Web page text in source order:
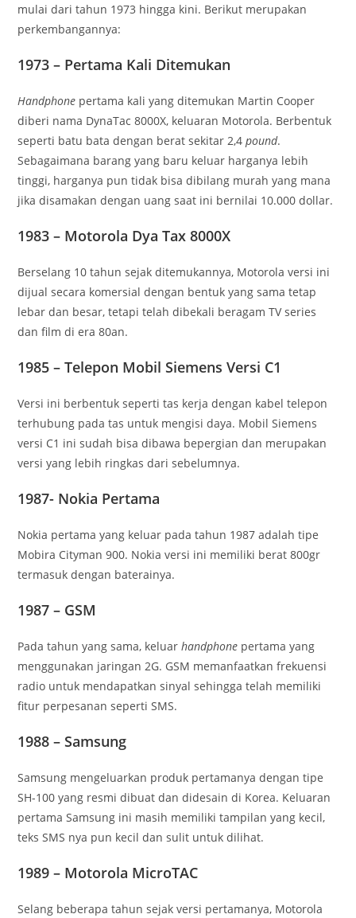
mulai dari tahun 1973 hingga kini. Berikut merupakan
perkembangannya:
1973 – Pertama Kali Ditemukan
Handphone pertama kali yang ditemukan Martin Cooper
diberi nama DynaTac 8000X, keluaran Motorola. Berbentuk
seperti batu bata dengan berat sekitar 2,4pound.
Sebagaimana barang yang baru keluar harganya lebih
tinggi, harganya pun tidak bisa dibilang murah yang mana
jika disamakan dengan uang saat ini bernilai 10.000 dollar.
1983 – Motorola Dya Tax 8000X
Berselang 10 tahun sejak ditemukannya, Motorola versi ini
dijual secara komersial dengan bentuk yang sama tetap
lebar dan besar, tetapi telah dibekali beragam TV series
dan film di era 80an.
1985 – Telepon Mobil Siemens Versi C1
Versi ini berbentuk seperti tas kerja dengan kabel telepon
terhubung pada tas untuk mengisi daya. Mobil Siemens
versi C1 ini sudah bisa dibawa bepergian dan merupakan
versi yang lebih ringkas dari sebelumnya.
1987- Nokia Pertama
Nokia pertama yang keluar pada tahun 1987 adalah tipe
Mobira Cityman 900. Nokia versi ini memiliki berat 800gr
termasuk dengan baterainya.
1987 – GSM
Pada tahun yang sama, keluarhandphone pertama yang
menggunakan jaringan 2G. GSM memanfaatkan frekuensi
radio untuk mendapatkan sinyal sehingga telah memiliki
fitur perpesanan seperti SMS.
1988 – Samsung
Samsung mengeluarkan produk pertamanya dengan tipe
SH-100 yang resmi dibuat dan didesain di Korea. Keluaran
pertama Samsung ini masih memiliki tampilan yang kecil,
teks SMS nya pun kecil dan sulit untuk dilihat.
1989 – Motorola MicroTAC
Selang beberapa tahun sejak versi pertamanya, Motorola